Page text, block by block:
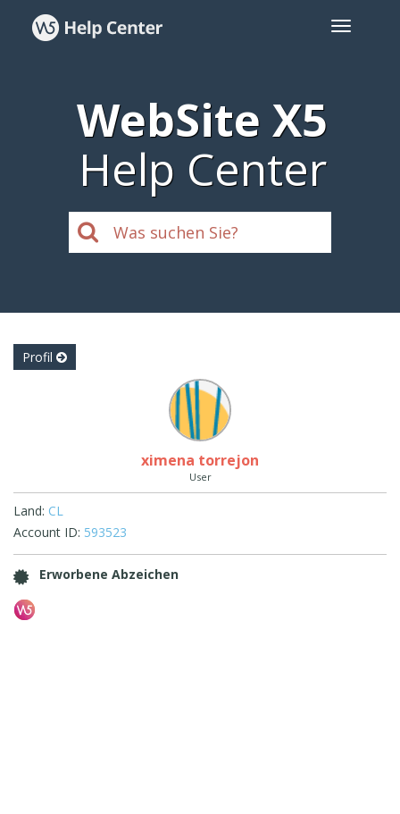
WebSite X5
Help Center
Profil
ximena torrejon
User
Land: CL
Account ID: 593523
Erworbene Abzeichen